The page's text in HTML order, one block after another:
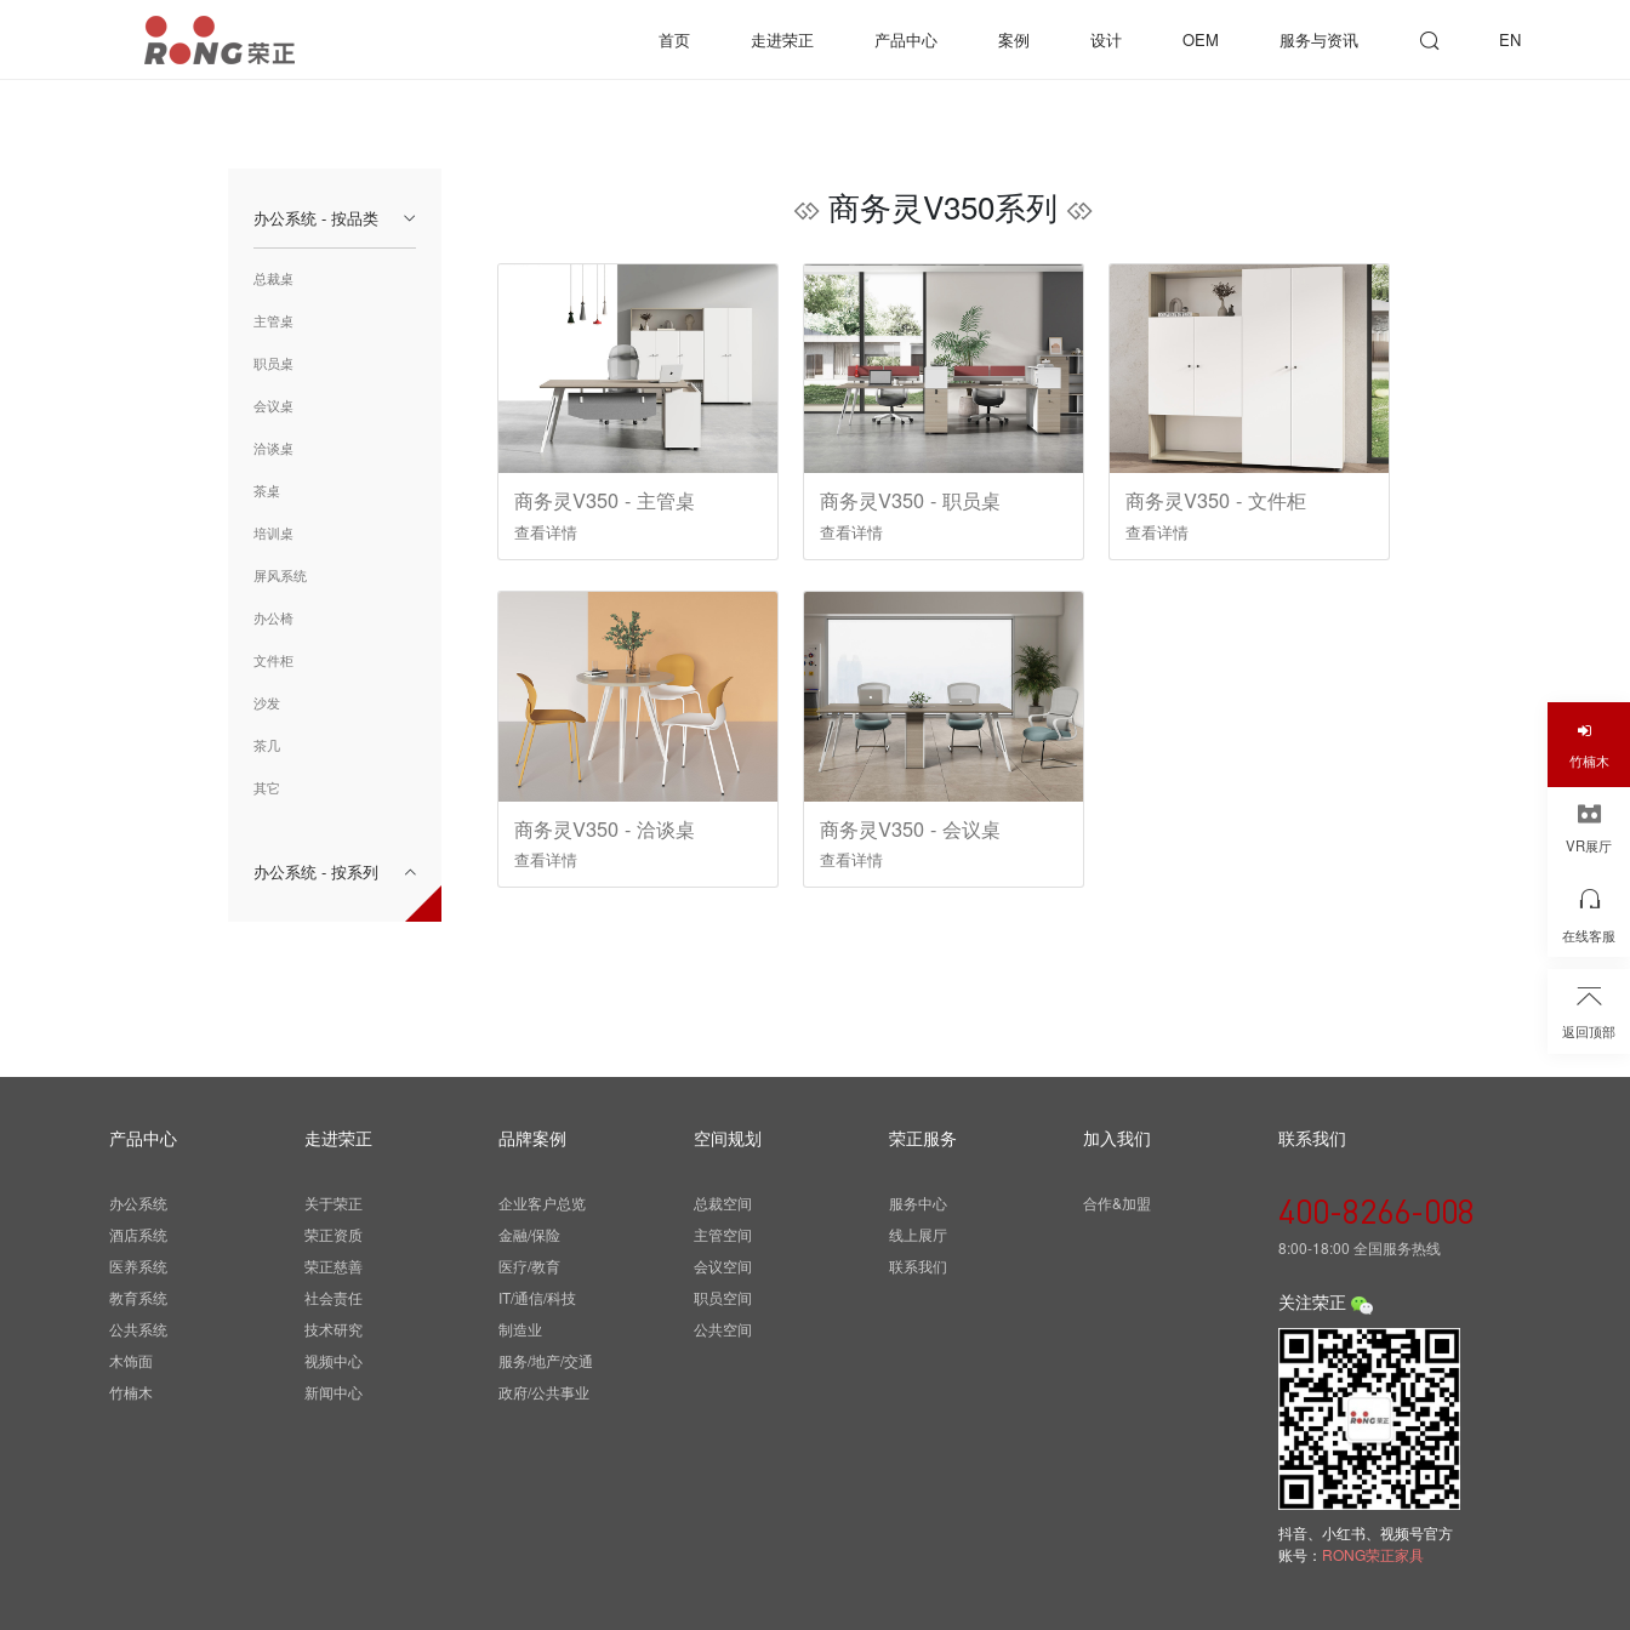
首页 走进荣正 产品中心 案例 设计 OEM 服务与资讯 EN
办公系统 - 按品类
总裁桌
主管桌
职员桌
会议桌
洽谈桌
茶桌
培训桌
屏风系统
办公椅
文件柜
沙发
茶几
其它
办公系统 - 按系列
商务灵V350系列
商务灵V350 - 主管桌
查看详情
商务灵V350 - 职员桌
查看详情
商务灵V350 - 文件柜
查看详情
商务灵V350 - 洽谈桌
查看详情
商务灵V350 - 会议桌
查看详情
竹楠木
VR展厅
在线客服
返回顶部
产品中心
办公系统
酒店系统
医养系统
教育系统
公共系统
木饰面
竹楠木
走进荣正
关于荣正
荣正资质
荣正慈善
社会责任
技术研究
视频中心
新闻中心
品牌案例
企业客户总览
金融/保险
医疗/教育
IT/通信/科技
制造业
服务/地产/交通
政府/公共事业
空间规划
总裁空间
主管空间
会议空间
职员空间
公共空间
荣正服务
服务中心
线上展厅
联系我们
加入我们
合作&加盟
联系我们
400-8266-008
8:00-18:00 全国服务热线
关注荣正
抖音、小红书、视频号官方
账号： RONG荣正家具